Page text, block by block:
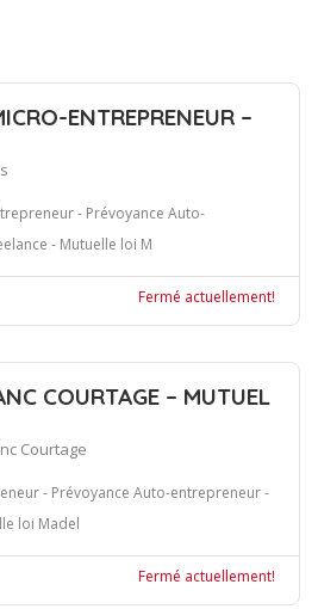
ENTREPRENEUR –
- Prévoyance Auto-
- Mutuelle loi M
Fermé actuellement!
COURTAGE – MUTUEL
Courtage
- Prévoyance Auto-entrepreneur -
loi Madel
Fermé actuellement!